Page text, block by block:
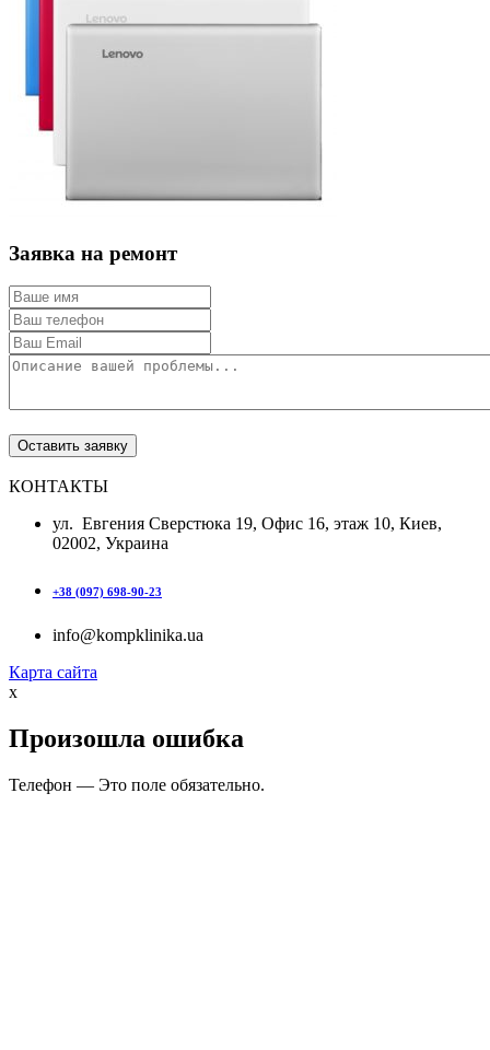
Заявка на ремонт
КОНТАКТЫ
ул. Евгения Сверстюка 19, Офис 16, этаж 10, Киев,
02002, Украина
+38 (097) 698-90-23
info@kompklinika.ua
Карта сайта
x
Произошла ошибка
Телефон — Это поле обязательно.